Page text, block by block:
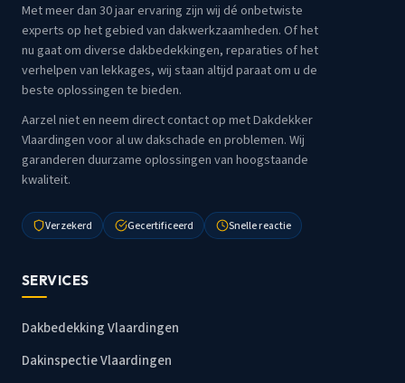
Met meer dan 30 jaar ervaring zijn wij dé onbetwiste
experts op het gebied van dakwerkzaamheden. Of het
nu gaat om diverse dakbedekkingen, reparaties of het
verhelpen van lekkages, wij staan altijd paraat om u de
beste oplossingen te bieden.
Aarzel niet en neem direct contact op met Dakdekker
Vlaardingen voor al uw dakschade en problemen. Wij
garanderen duurzame oplossingen van hoogstaande
kwaliteit.
Verzekerd Gecertificeerd Snelle reactie
SERVICES
Dakbedekking Vlaardingen
Dakinspectie Vlaardingen